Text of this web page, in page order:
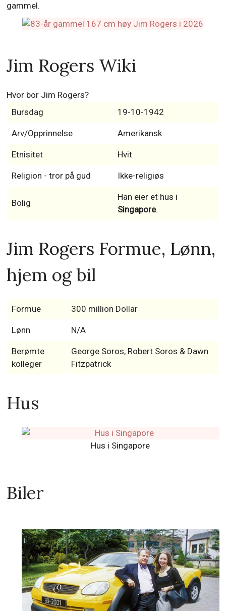
gammel.
Jim Rogers Wiki
Hvor bor Jim Rogers?
Bursdag
19-10-1942
Arv/Opprinnelse Amerikansk
Etnisitet Hvit
Religion - tror på gud Ikke-religiøs
Bolig
Han eier et hus i
Singapore.
Jim Rogers Formue, Lønn,
hjem og bil
Formue 300 million Dollar
Lønn N/A
Berømte
kolleger
George Soros, Robert Soros & Dawn
Fitzpatrick
Hus
Hus i Singapore
Biler